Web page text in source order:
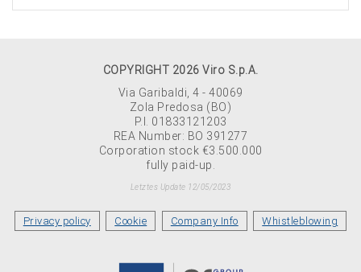
COPYRIGHT 2026 Viro S.p.A.
Via Garibaldi, 4 - 40069
Zola Predosa (BO)
P.I. 01833121203
REA Number: BO 391277
Corporation stock €3.500.000
fully paid-up.
Letztes Update 12/05/2023
Privacy policy Cookie Company Info Whistleblowing